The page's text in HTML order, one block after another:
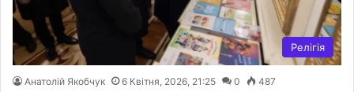
Релігія
Анатолій Якобчук 6 Квітня, 2026, 21:25 0 487